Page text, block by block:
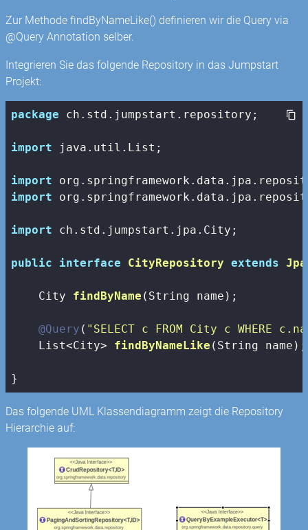
Zur Methode findByNameLike() definieren wir die Query via
@Query Annotation selber.
Integrieren Sie das folgende Repository in das Jumpstart
Projekt:
package ch.std.jumpstart.repository;
import java.util.List;
import
import
import ch.std.jumpstart.jpa.City;
public interface CityRepository extends
City findByName (String name) ;
@Query ( "SELECT c FROM City c WHERE
List<City> findByNameLike (String name) ;
}
Das folgende UML Klassendiagramm zeigt die Repository
Hierarchie auf: